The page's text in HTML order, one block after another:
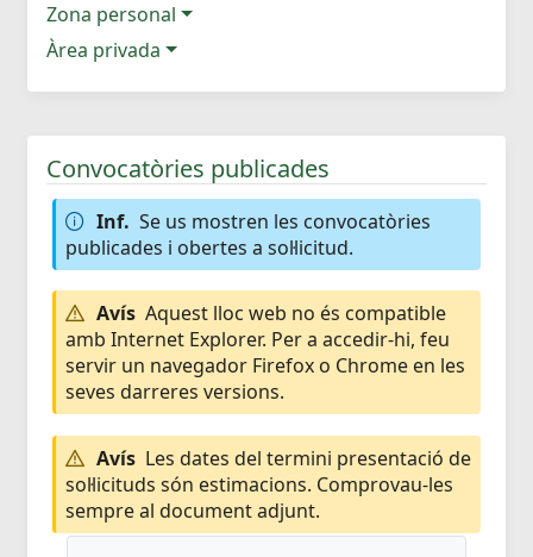
Zona personal
Àrea privada
Convocatòries publicades
Inf. Se us mostren les convocatòries
publicades i obertes a sol·licitud.
Avís Aquest lloc web no és compatible
amb Internet Explorer. Per a accedir-hi, feu
servir un navegador Firefox o Chrome en les
seves darreres versions.
Avís Les dates del termini presentació de
sol·licituds són estimacions. Comprovau-les
sempre al document adjunt.